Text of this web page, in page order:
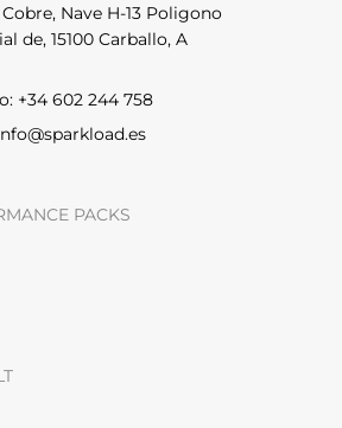
Nave H-13 Poligono
de, 15100 Carballo, A
+34 602 244 758
PACKS